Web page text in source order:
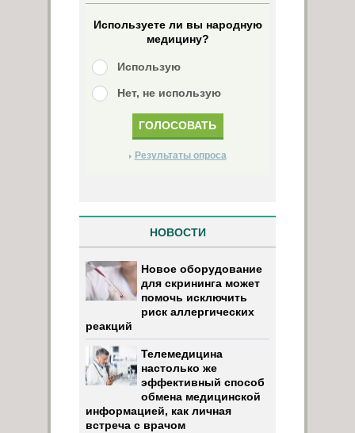
Используете ли вы народную
медицину?
Использую
Нет, не использую
Результаты опроса
НОВОСТИ
Новое оборудование
для скрининга может
помочь исключить
риск аллергических
реакций
Телемедицина
настолько же
эффективный способ
обмена медицинской
информацией, как личная
встреча с врачом